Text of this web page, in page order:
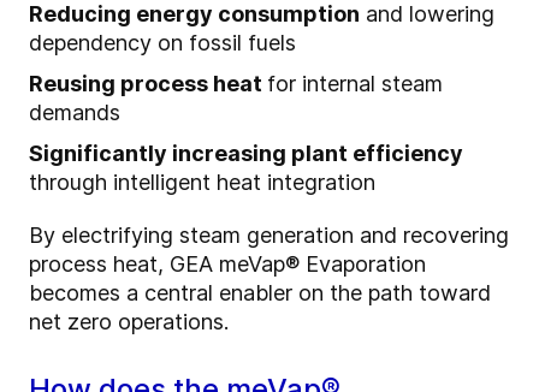
Reducing energy consumption and lowering
dependency on fossil fuels
Reusing process heat for internal steam
demands
Significantly increasing plant efficiency
through intelligent heat integration
By electrifying steam generation and recovering
process heat, GEA meVap® Evaporation
becomes a central enabler on the path toward
net zero operations.